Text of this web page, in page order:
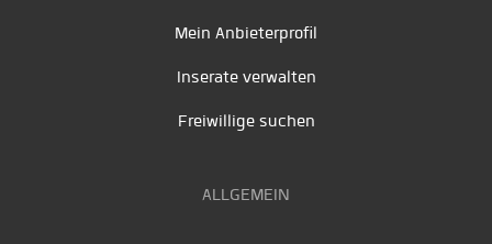
Mein Anbieterprofil
Inserate verwalten
Freiwillige suchen
ALLGEMEIN